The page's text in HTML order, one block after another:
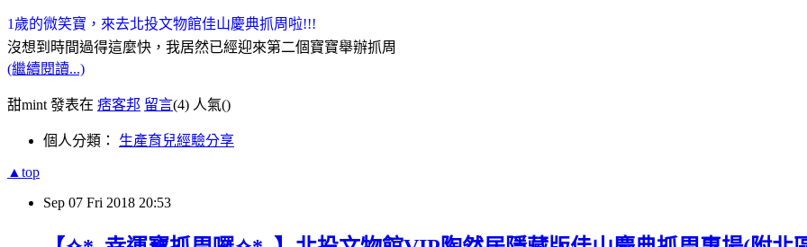
1歲的微笑寶，來去北投文物館佳山慶典抓周啦!!!
沒想到時間過得這麼快，我居然已經迎來第二個寶寶舉辦抓周
(繼續閱讀...)
甜mint 發表在 痞客邦 留言(4) 人氣()
個人分類： 生產育兒經驗分享
▲top
Sep 07 Fri 2018 20:53